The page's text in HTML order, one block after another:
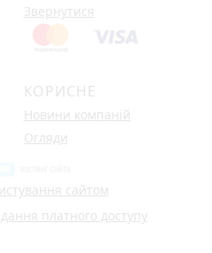
Звернутися
КОРИСНЕ
Новини компаній
Огляди
сайтом
платного доступу